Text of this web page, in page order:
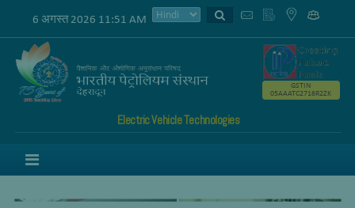
6 अगस्त 2026 11:51 AM
Electric Vehicle Technologies
GSTIN
05AAATC2716R2ZK